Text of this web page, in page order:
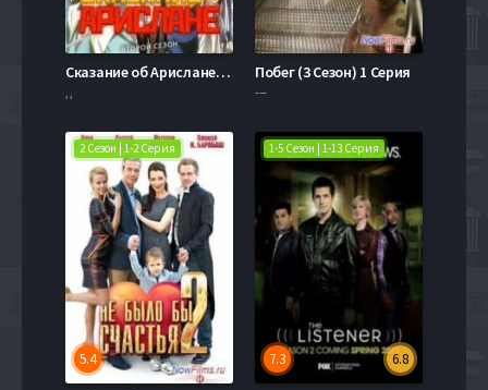
Сказание об Арислане (второй сезон) (2016) Побег (3 Сезон) 1 Серия
---
2 Сезон | 1-2 Серия
5.4
1-5 Сезон | 1-13 Серия
6.8
7.3